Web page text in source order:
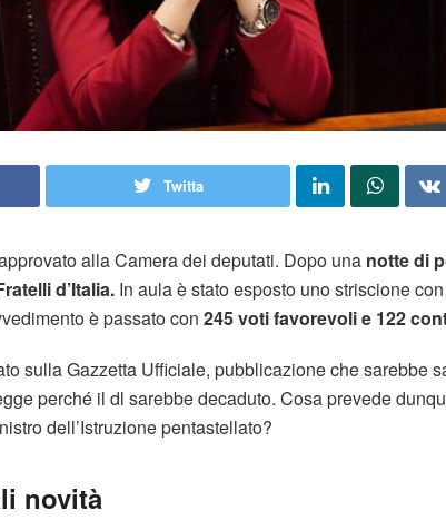
Twitta
alla Camera dei deputati. Dopo una notte di
d’Italia. In aula è stato esposto uno striscione
è passato con 245 voti favorevoli e 122
sulla Gazzetta Ufficiale, pubblicazione che sarebbe
perché il dl sarebbe decaduto. Cosa prevede
dell’Istruzione pentastellato?
novità